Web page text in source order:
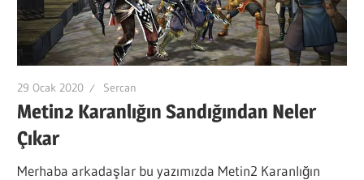
29 Ocak 2020 Sercan
Metin2 Karanlığın Sandığından Neler
Çıkar
Merhaba arkadaşlar bu yazımızda Metin2 Karanlığın